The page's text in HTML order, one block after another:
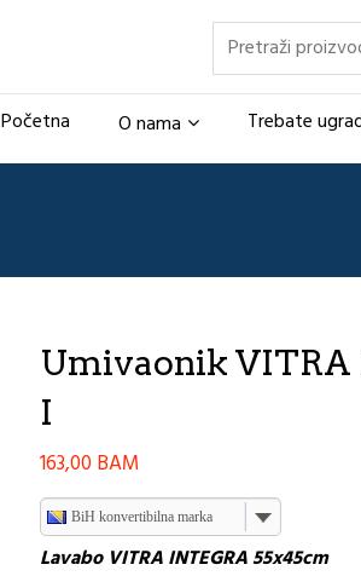
Pretraži
Početna O nama Trebate
Umivaonik VITRA
I
163,00 BAM
BiH konvertibilna marka
Lavabo VITRA INTEGRA 55x45cm